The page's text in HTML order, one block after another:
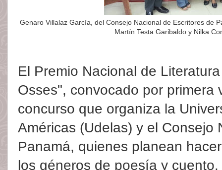
Genaro Villalaz García, del Consejo Nacional de Escritores de
Martín Testa Garibaldo y Nilka
El Premio Nacional de
Osses", convocado por primera
concurso que organiza la
Américas (Udelas) y el Consejo
Panamá, quienes planean
los géneros de poesía y